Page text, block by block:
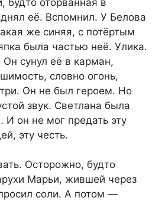
её. Вспомнил. У Белова
же синяя, с потёртым
была частью неё. Улика.
Он сунул её в карман,
словно огонь,
Он не был героем. Но
звук. Светлана была
И он не мог предать эту
эту честь.
Осторожно, будто
Марьи, жившей через
соли. А потом —